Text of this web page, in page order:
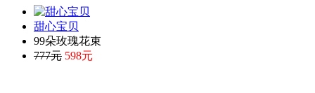
甜心宝贝
99朵玫瑰花束
777元 598元